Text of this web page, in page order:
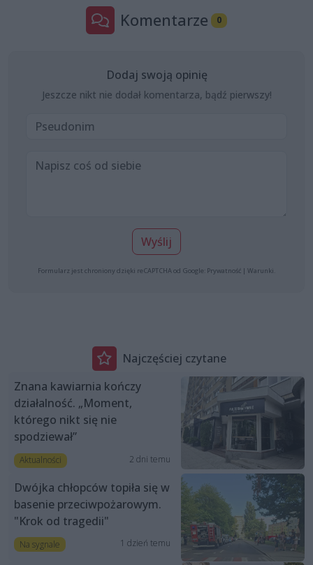
Komentarze 0
Dodaj swoją opinię
Jeszcze nikt nie dodał komentarza, bądź pierwszy!
Wyślij
Formularz jest chroniony dzięki reCAPTCHA od Google: Prywatność | Warunki
Najczęściej czytane
Znana kawiarnia kończy
działalność. „Moment,
którego nikt się nie
spodziewał”
Aktualności 2 dni temu
Dwójka chłopców topiła się w
basenie przeciwpożarowym.
"Krok od tragedii"
Na sygnale 1 dzień temu